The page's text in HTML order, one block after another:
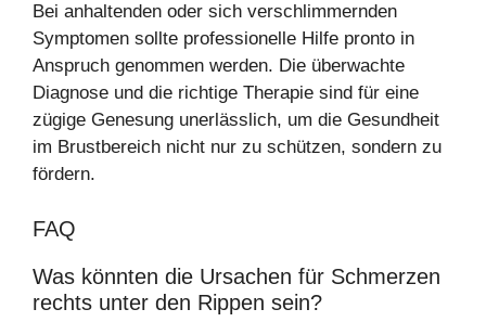
Bei anhaltenden oder sich verschlimmernden
Symptomen sollte professionelle Hilfe pronto in
Anspruch genommen werden. Die überwachte
Diagnose und die richtige Therapie sind für eine
zügige Genesung unerlässlich, um die Gesundheit
im Brustbereich nicht nur zu schützen, sondern zu
fördern.
FAQ
Was könnten die Ursachen für Schmerzen
rechts unter den Rippen sein?